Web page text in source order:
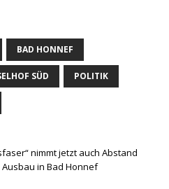
BAD HONNEF
SÜD POLITIK
nimmt jetzt auch Abstand
in Bad Honnef